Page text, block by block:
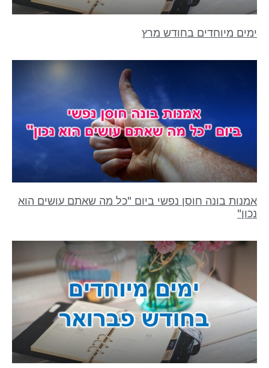
ימים מיוחדים בחודש מרץ
אמנות בונה חוסן נפשי ביום "כל מה שאתם עושים הוא
נכון"